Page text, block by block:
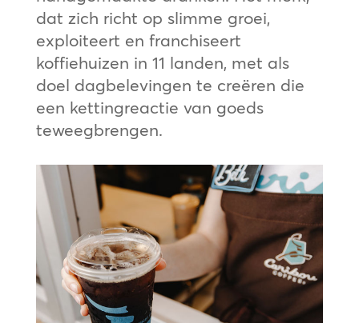
dat zich richt op slimme groei,
exploiteert en franchiseert
koffiehuizen in 11 landen, met als
doel dagbelevingen te creëren die
een kettingreactie van goeds
teweegbrengen.